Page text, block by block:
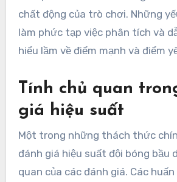
chất động của trò chơi. Những
làm phức tạp việc phân tích và
hiểu lầm về điểm mạnh và điểm
Tính chủ quan
giá hiệu suất
Một trong những thách thức
đánh giá hiệu suất đội bóng bầu
quan của các đánh giá. Các